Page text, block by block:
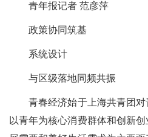
青年报记者 范彦萍
政策协同筑基
系统设计
与区级落地同频共振
青春经济始于上海共青团对
以青年为核心消费群体和创新